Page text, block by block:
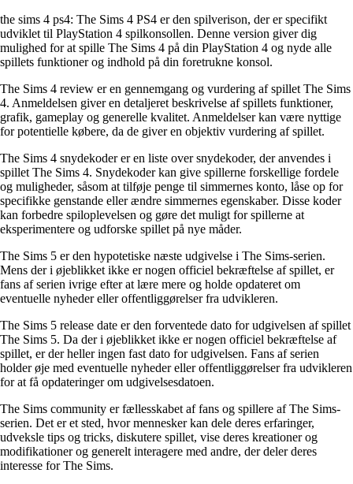
the sims 4 ps4: The Sims 4 PS4 er den spilverison, der er specifikt
udviklet til PlayStation 4 spilkonsollen. Denne version giver dig
mulighed for at spille The Sims 4 på din PlayStation 4 og nyde alle
spillets funktioner og indhold på din foretrukne konsol.
The Sims 4 review er en gennemgang og vurdering af spillet The Sims
4. Anmeldelsen giver en detaljeret beskrivelse af spillets funktioner,
grafik, gameplay og generelle kvalitet. Anmeldelser kan være nyttige
for potentielle købere, da de giver en objektiv vurdering af spillet.
The Sims 4 snydekoder er en liste over snydekoder, der anvendes i
spillet The Sims 4. Snydekoder kan give spillerne forskellige fordele
og muligheder, såsom at tilføje penge til simmernes konto, låse op for
specifikke genstande eller ændre simmernes egenskaber. Disse koder
kan forbedre spiloplevelsen og gøre det muligt for spillerne at
eksperimentere og udforske spillet på nye måder.
The Sims 5 er den hypotetiske næste udgivelse i The Sims-serien.
Mens der i øjeblikket ikke er nogen officiel bekræftelse af spillet, er
fans af serien ivrige efter at lære mere og holde opdateret om
eventuelle nyheder eller offentliggørelser fra udvikleren.
The Sims 5 release date er den forventede dato for udgivelsen af spillet
The Sims 5. Da der i øjeblikket ikke er nogen officiel bekræftelse af
spillet, er der heller ingen fast dato for udgivelsen. Fans af serien
holder øje med eventuelle nyheder eller offentliggørelser fra udvikleren
for at få opdateringer om udgivelsesdatoen.
The Sims community er fællesskabet af fans og spillere af The Sims-
serien. Det er et sted, hvor mennesker kan dele deres erfaringer,
udveksle tips og tricks, diskutere spillet, vise deres kreationer og
modifikationer og generelt interagere med andre, der deler deres
interesse for The Sims.